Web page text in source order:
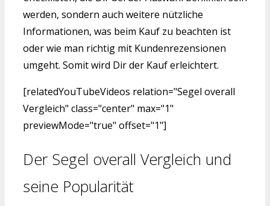
werden, sondern auch weitere nützliche
Informationen, was beim Kauf zu beachten ist
oder wie man richtig mit Kundenrezensionen
umgeht. Somit wird Dir der Kauf erleichtert.
[relatedYouTubeVideos relation="Segel overall
Vergleich" class="center" max="1"
previewMode="true" offset="1"]
Der Segel overall Vergleich und
seine Popularität